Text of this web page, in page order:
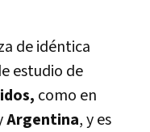
de idéntica
estudio de
como en
Argentina, y es